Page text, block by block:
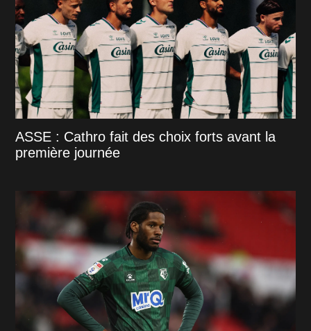
ASSE : Cathro fait des choix forts avant la
première journée